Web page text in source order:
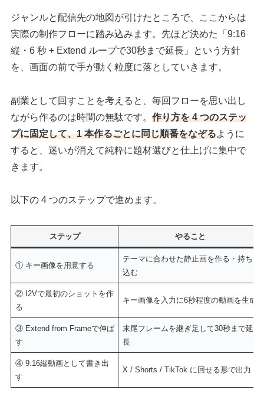
ジャンルと配信先の地図が引けたところで、ここからは
実際の制作フローに踏み込みます。先ほど決めた「9:16
縦・6 秒 + Extend ループで30秒まで延長」という方針
を、画面の前で手が動く粒度に落としていきます。
副業として回すことを考えると、毎回フローを思い出し
ながら作るのは時間の無駄です。作り方を 4 つのステッ
プに固定して、1 本作るごとに同じ順番をなぞるように
すると、迷いが消えて純粋に題材選びと仕上げに集中で
きます。
以下の 4 つのステップで進めます。
ステップ やること
① キー画像を用意する
テーマに合わせた静止画を作る・持ち
込む
② I2Vで最初のショットを作
る
キー画像を入力に6秒程度の動画を生成
③ Extend from Frameで伸ば
す
末尾フレームを継ぎ足して30秒まで延
長
④ 9:16縦動画として書き出
す
X / Shorts / TikTok に回せる形で出力